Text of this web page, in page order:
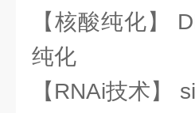
【核酸纯化】
纯化
【RNAi技术】